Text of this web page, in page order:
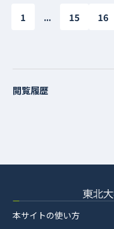
1 ... 15 16
閲覧履歴
本サイトの使い方